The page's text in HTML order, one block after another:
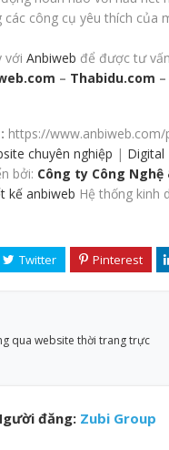
công cụ yêu thích của
với Anbiweb để được tư
– Thabidu.com –
https://
chuyên nghiệp | Digital
bởi: Công ty Công
kế anbiweb Hệ thống kinh
qua website thời trang trực
đăng: Zubi Group